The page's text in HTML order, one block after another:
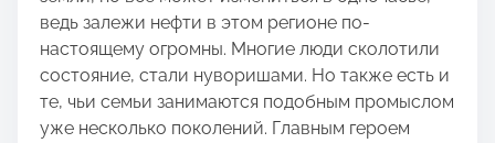
ведь залежи нефти в этом регионе по-
настоящему огромны. Многие люди сколотили
состояние, стали нуворишами. Но также есть и
те, чьи семьи занимаются подобным промыслом
уже несколько поколений. Главным героем